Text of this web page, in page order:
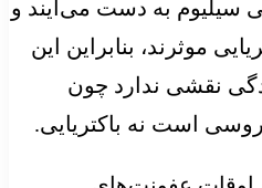
سیلیوم به دست می‌آیند و
موثرند، بنابراین این
نقشی ندارد چون
است نه باکتریایی.